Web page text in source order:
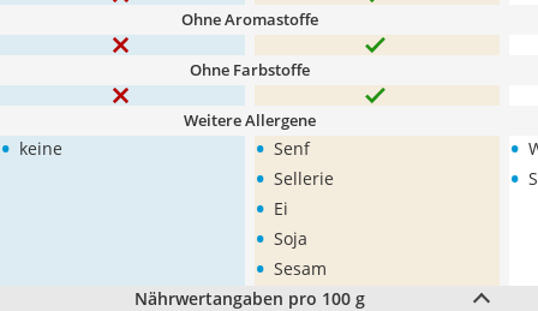
Ohne Aromastoffe
Ohne Farbstoffe
Weitere Allergene
• keine • Senf
• Sellerie
• Ei
• Soja
• Sesam
•
•
Nährwertangaben pro 100 g